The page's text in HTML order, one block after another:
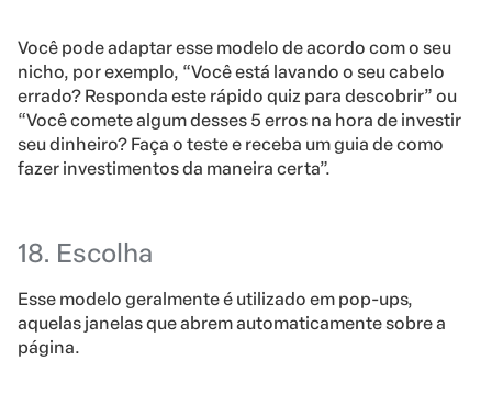
Você pode adaptar esse modelo de acordo com o seu
nicho, por exemplo, “Você está lavando o seu cabelo
errado? Responda este rápido quiz para descobrir” ou
“Você comete algum desses 5 erros na hora de investir
seu dinheiro? Faça o teste e receba um guia de como
fazer investimentos da maneira certa”.
18. Escolha
Esse modelo geralmente é utilizado em pop-ups,
aquelas janelas que abrem automaticamente sobre a
página.